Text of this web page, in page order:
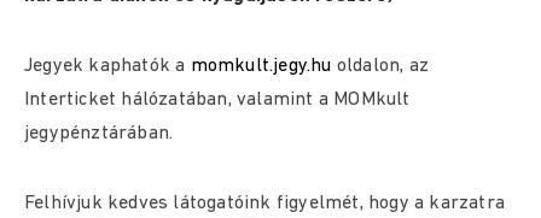
Jegyek kaphatók a momkult.jegy.hu oldalon, az
Interticket hálózatában, valamint a MOMkult
jegypénztárában.
Felhívjuk kedves látogatóink figyelmét, hogy a karzatra